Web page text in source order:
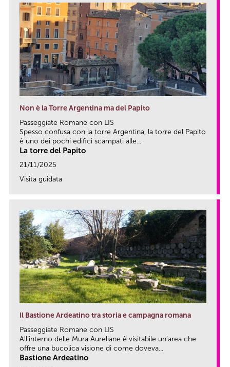
Non è la Torre Argentina ma del Papito
Passeggiate Romane con LIS
Spesso confusa con la torre Argentina, la torre del Papito
è uno dei pochi edifici scampati alle...
La torre del Papito
21/11/2025
Visita guidata
Il Bastione Ardeatino tra storia e campagna romana
Passeggiate Romane con LIS
All’interno delle Mura Aureliane è visitabile un’area che
offre una bucolica visione di come doveva...
Bastione Ardeatino